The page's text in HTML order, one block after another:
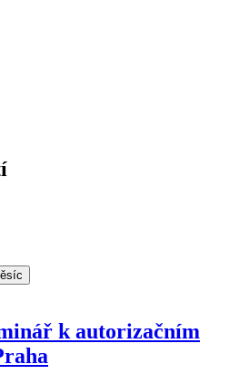
k autorizačním